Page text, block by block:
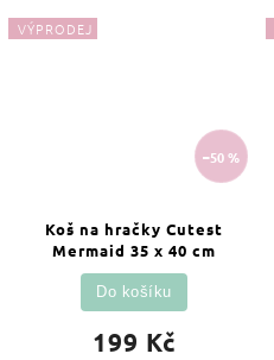
VÝPRODEJ
–50 %
Koš na hračky Cutest
Mermaid 35 x 40 cm
199 Kč
Do košíku